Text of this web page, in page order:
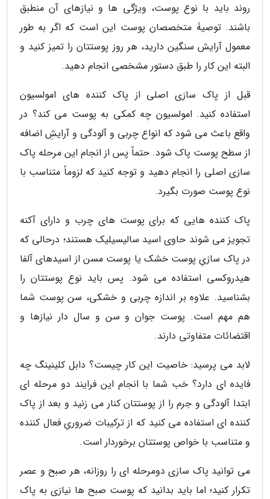
روند باید با نوع پوست، ویژگی ها و نیازهای آن منطبق
باشند. توصیۀ متخصصان پوست این است که اگر به طور
معمول آرایش سنگین دارید، هر روز پوستتان را تمیز کنید و
البته این کار را طبق دستور مشخصی انجام دهید.
قبل از پاک سازی اصلی از پاک کننده های امولسیون
استفاده کنید. امولسیون چه کمکی به پوست می کند؟ در
واقع باعث می شود که انواع چربی و آلودگی و آرایشِ اضافه
از سطح پوست پاک شود. حتماً پس از انجام این مرحله پاک
سازی اصلی را انجام دهید و توجه کنید که لزوماً متناسب با
نوع پوست صورت بگیرد.
پاک کننده هایی که برای پوست های چرب و دارای آکنه
تجویز می شوند حاوی اسید سالیسیلیک هستند؛ درحالی که
در پاک سازیِ پوست خشک یا پوست مسن از اسیدهای آلفا
هیدروکسی استفاده می شود. پس باید نوع پوستتان را
بشناسید. علاوه بر اندازه چربی و خشکی، سن پوست شما
هم مهم است. پوست جوان و سن و سال دار نیازها و
اقتضائات متفاوتی دارند.
لابد می پرسید: خاصیت این کار چیست؟ دابل کلینینگ چه
فایده ای دارد؟ خب شما با انجام این فرایند دو مرحله ای
ابتدا آلودگی و جرم را از پوستتان کنار می زنید و بعد از پاک
کننده ای استفاده می کنید که از ترکیبات ضروریِ فعال کننده
و متناسب با خواص پوستتان برخوردار است.
می توانید پاک سازی دومرحله ای را روزانه، هر صبح و عصر
تکرار کنید؛ اما باید بدانید که پوست صبح ها نیازی به پاک